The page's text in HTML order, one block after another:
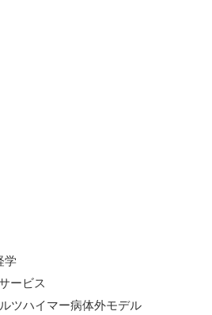
学
ービス
ツハイマー病体外モデル